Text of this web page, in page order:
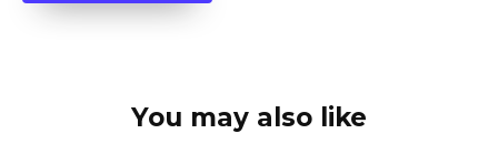
You may also like